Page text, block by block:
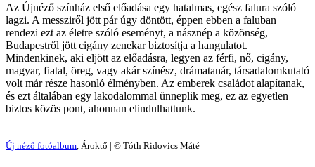
Az Újnéző színház első előadása egy hatalmas, egész falura szóló
lagzi. A messziről jött pár úgy döntött, éppen ebben a faluban
rendezi ezt az életre szóló eseményt, a násznép a közönség,
Budapestről jött cigány zenekar biztosítja a hangulatot.
Mindenkinek, aki eljött az előadásra, legyen az férfi, nő, cigány,
magyar, fiatal, öreg, vagy akár színész, drámatanár, társadalomkutató
volt már része hasonló élményben. Az emberek családot alapítanak,
és ezt általában egy lakodalommal ünneplik meg, ez az egyetlen
biztos közös pont, ahonnan elindulhattunk.
Új néző fotóalbum , Ároktő | © Tóth Ridovics Máté